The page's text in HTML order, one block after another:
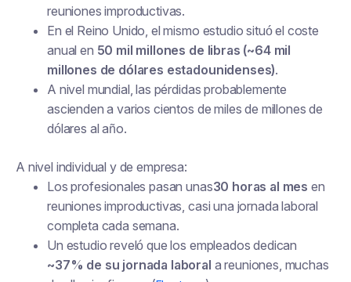
reuniones improductivas.
En el Reino Unido, el mismo estudio situó el coste
anual en 50 mil millones de libras (~64 mil
millones de dólares estadounidenses).
A nivel mundial, las pérdidas probablemente
ascienden a varios cientos de miles de millones de
dólares al año.
A nivel individual y de empresa:
Los profesionales pasan unas30 horas al mes en
reuniones improductivas, casi una jornada laboral
completa cada semana.
Un estudio reveló que los empleados dedican
~37% de su jornada laboral a reuniones, muchas